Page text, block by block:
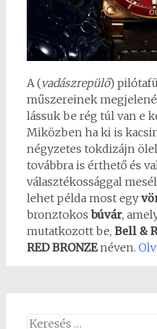
A (vadászrepülő)
műszereinek
lássuk be rég túl van e
Miközben ha ki is
négyzetes tokdizájn
továbbra is érthető és
választékossággal
lehet példa most egy
bronztokosbúvár,
mutatkozott be, Bell &
RED BRONZEnéven.
Search